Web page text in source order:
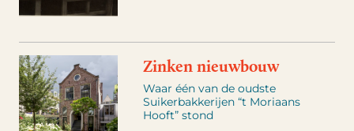
Zinken nieuwbouw
Waar één van de oudste
Suikerbakkerijen “t Moriaans
Hooft” stond